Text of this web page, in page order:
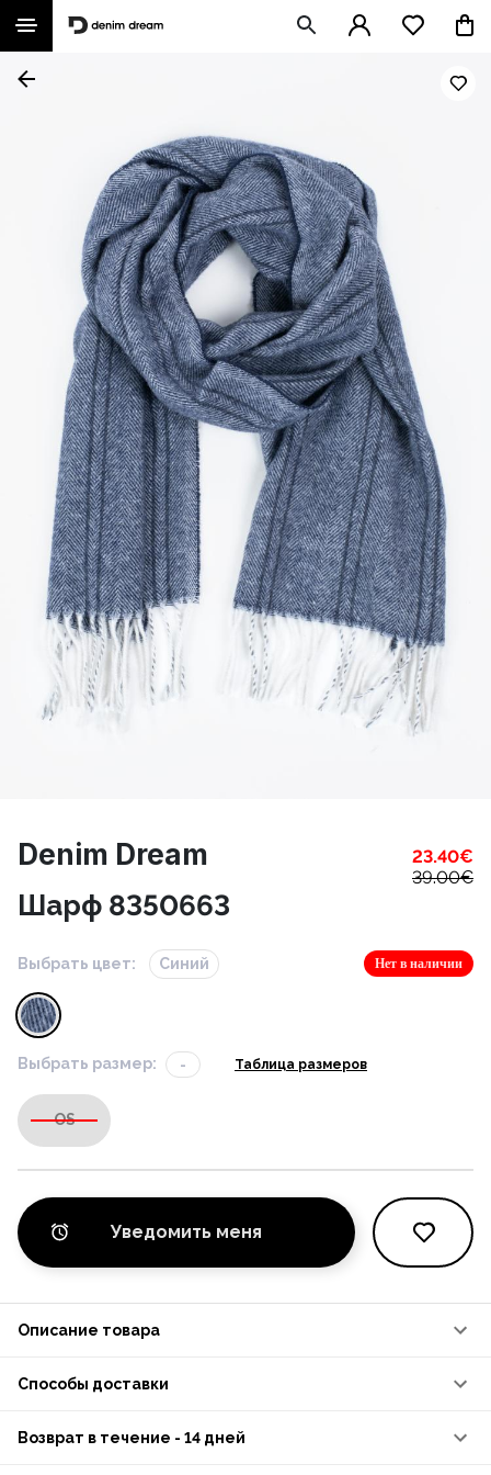
Denim Dream 23.40€
39.00€
Шарф 8350663
Выбрать цвет: Синий Нет в наличии
Выбрать размер: - Таблица размеров
OS
Уведомить меня
Описание товара
Способы доставки
Возврат в течение - 14 дней